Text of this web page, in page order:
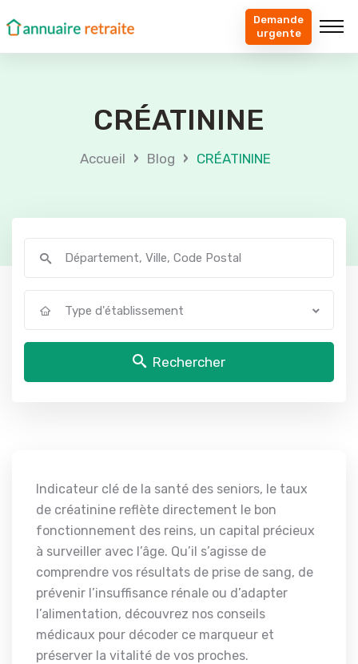
Demande
urgente
CRÉATININE
Accueil › Blog › CRÉATININE
Type d'établissement
Rechercher
Indicateur clé de la santé des seniors, le taux
de créatinine reflète directement le bon
fonctionnement des reins, un capital précieux
à surveiller avec l’âge. Qu’il s’agisse de
comprendre vos résultats de prise de sang, de
prévenir l’insuffisance rénale ou d’adapter
l’alimentation, découvrez nos conseils
médicaux pour décoder ce marqueur et
préserver la vitalité de vos proches.